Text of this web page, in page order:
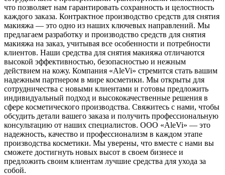
что позволяет нам гарантировать сохранность и целостность
каждого заказа. Контрактное производство средств для снятия
макияжа — это одно из наших ключевых направлений. Мы
предлагаем разработку и производство средств для снятия
макияжа на заказ, учитывая все особенности и потребности
клиентов. Наши средства для снятия макияжа отличаются
высокой эффективностью, безопасностью и нежным
действием на кожу. Компания «AleVi» стремится стать вашим
надежным партнером в мире косметики. Мы открыты для
сотрудничества с новыми клиентами и готовы предложить
индивидуальный подход и высококачественные решения в
сфере косметического производства. Свяжитесь с нами, чтобы
обсудить детали вашего заказа и получить профессиональную
консультацию от наших специалистов. ООО «AleVi» — это
надежность, качество и профессионализм в каждом этапе
производства косметики. Мы уверены, что вместе с нами вы
сможете достигнуть новых высот в своем бизнесе и
предложить своим клиентам лучшие средства для ухода за
собой.